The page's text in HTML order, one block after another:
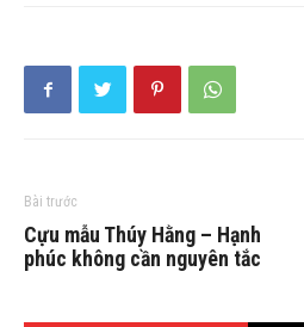
Bài trước
Cựu mẫu Thúy Hằng – Hạnh
phúc không cần nguyên tắc